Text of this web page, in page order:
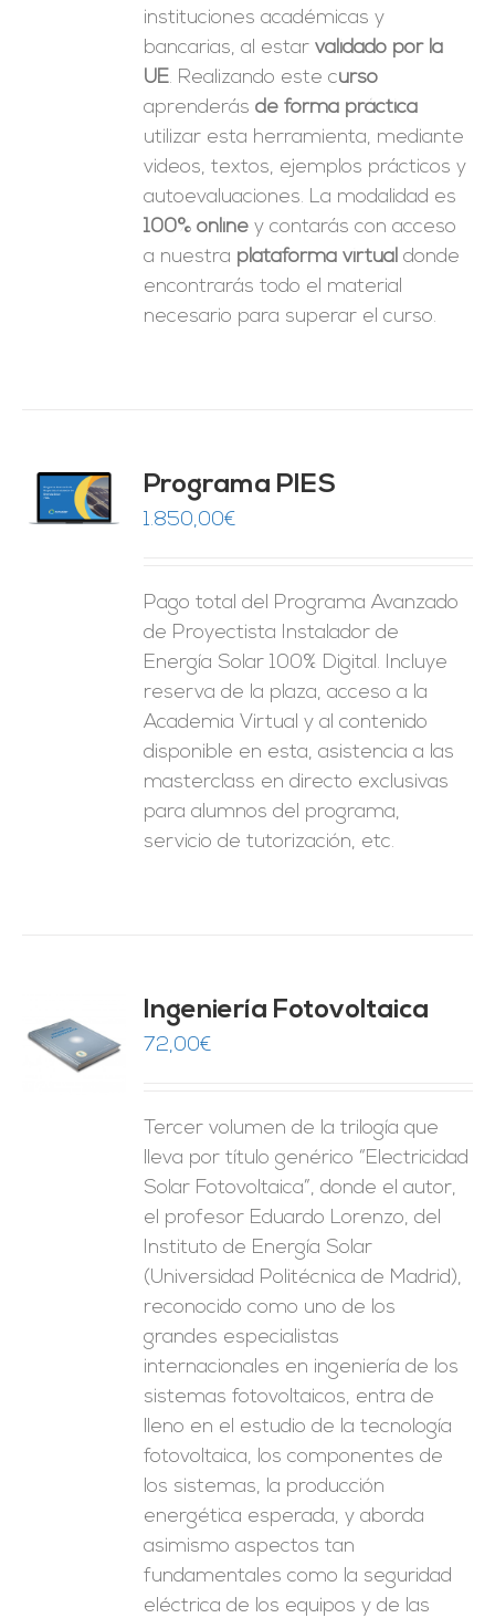
instituciones académicas y
bancarias, al estarvalidado por la
UE. Realizando este curso
aprenderásde forma práctica
utilizar esta herramienta, mediante
videos, textos, ejemplos prácticos y
autoevaluaciones. La modalidad es
100% online y contarás con acceso
a nuestra plataforma virtual donde
encontrarás todo el material
necesario para superar el curso.
Programa PIES
1.850,00€
Pago total del Programa Avanzado
de Proyectista Instalador de
Energía Solar 100% Digital. Incluye
reserva de la plaza, acceso a la
Academia Virtual y al contenido
disponible en esta, asistencia a las
masterclass en directo exclusivas
para alumnos del programa,
servicio de tutorización, etc.
Ingeniería Fotovoltaica
72,00€
Tercer volumen de la trilogía que
lleva por título genérico “Electricidad
Solar Fotovoltaica”, donde el autor,
el profesor Eduardo Lorenzo, del
Instituto de Energía Solar
(Universidad Politécnica de Madrid),
reconocido como uno de los
grandes especialistas
internacionales en ingeniería de los
sistemas fotovoltaicos, entra de
lleno en el estudio de la tecnología
fotovoltaica, los componentes de
los sistemas, la producción
energética esperada, y aborda
asimismo aspectos tan
fundamentales como la seguridad
eléctrica de los equipos y de las